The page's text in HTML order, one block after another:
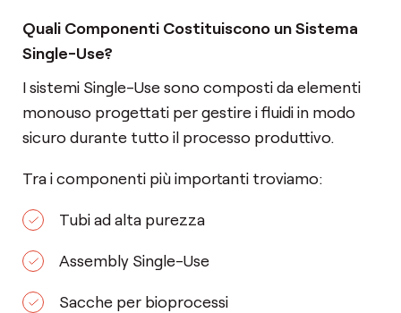
Quali Componenti Costituiscono un Sistema
Single-Use?
I sistemi Single-Use sono composti da elementi
monouso progettati per gestire i fluidi in modo
sicuro durante tutto il processo produttivo.
Tra i componenti più importanti troviamo:
Tubi ad alta purezza
Assembly Single-Use
Sacche per bioprocessi